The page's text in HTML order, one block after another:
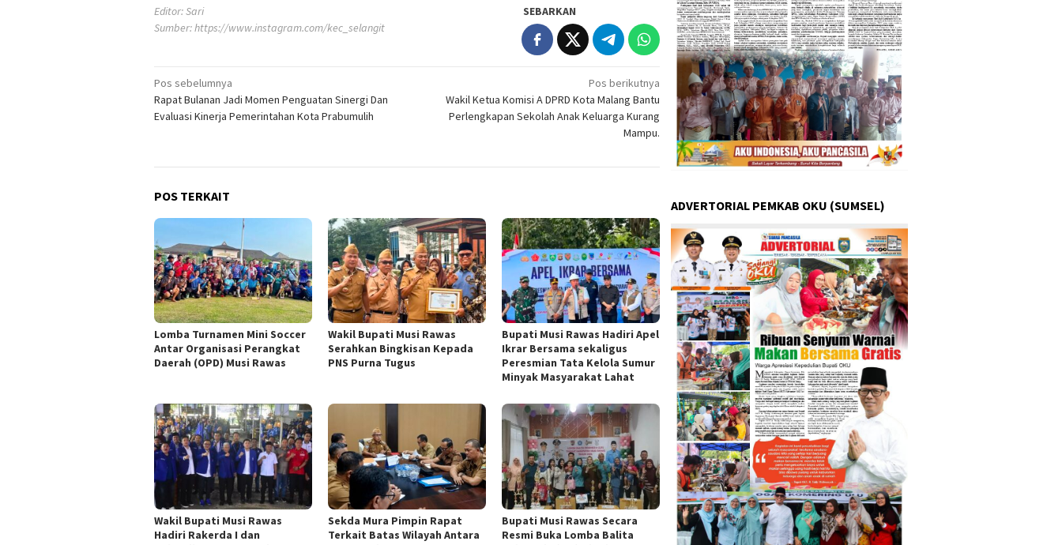
Editor: Sari
Sumber:https://www.instagram.com/kec_selangit
SEBARKAN
Navigasi
pos
Pos sebelumnya
Rapat Bulanan Jadi Momen Penguatan Sinergi Dan
Evaluasi Kinerja Pemerintahan Kota Prabumulih
Pos berikutnya
Wakil Ketua Komisi A DPRD Kota Malang Bantu
Perlengkapan Sekolah Anak Keluarga Kurang
Mampu.
POS TERKAIT
Lomba Turnamen Mini Soccer
Antar Organisasi Perangkat
Daerah (OPD) Musi Rawas
Wakil Bupati Musi Rawas
Serahkan Bingkisan Kepada
PNS Purna Tugus
Bupati Musi Rawas Hadiri Apel
Ikrar Bersama sekaligus
Peresmian Tata Kelola Sumur
Minyak Masyarakat Lahat
Wakil Bupati Musi Rawas
Hadiri Rakerda I dan
Sekda Mura Pimpin Rapat
Terkait Batas Wilayah Antara
Bupati Musi Rawas Secara
Resmi Buka Lomba Balita
ADVERTORIAL PEMKAB OKU (SUMSEL)